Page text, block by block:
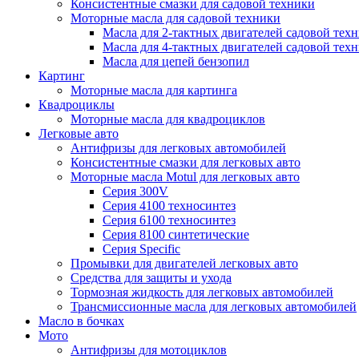
Консистентные смазки для садовой техники
Моторные масла для садовой техники
Масла для 2-тактных двигателей садовой
Масла для 4-тактных двигателей садовой
Масла для цепей бензопил
Картинг
Моторные масла для картинга
Квадроциклы
Моторные масла для квадроциклов
Легковые авто
Антифризы для легковых автомобилей
Консистентные смазки для легковых авто
Моторные масла Motul для легковых авто
Серия 300V
Серия 4100 техносинтез
Серия 6100 техносинтез
Серия 8100 синтетические
Серия Specific
Промывки для двигателей легковых авто
Средства для защиты и ухода
Тормозная жидкость для легковых автомобилей
Трансмиссионные масла для легковых автомобилей
Масло в бочках
Мото
Антифризы для мотоциклов